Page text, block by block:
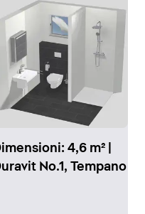
4,6 m² |
No.1, Tempano